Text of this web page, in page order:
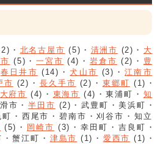
北名古屋市 (5) 清洲市 (2)
大
(5) 一宮市 (4) 岩倉市 (2)
豊
春日井市 (14) 犬山市 (3)
江南市
市 (2) 長久手市 (2) 東郷町 (1)
大府市 (4) 東海市 (4) 東浦町
知
市 半田市 (2) 武豊町
美浜町
町 西尾市 碧南市 刈谷市
知立
(5) 岡崎市 (3) 幸田町
吉良町
蟹江町 津島市 (1) 愛西市 (1)